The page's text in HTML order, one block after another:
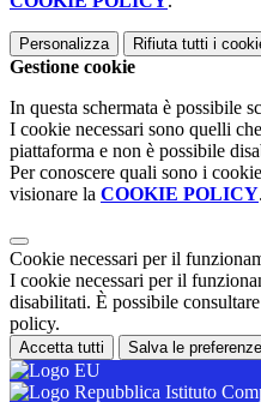
Personalizza Rifiuta tutti i
Gestione cookie
In questa schermata è possibile
I cookie necessari sono quelli
piattaforma e non è possibile
Per conoscere quali sono i
visionare la COOKIE POLICY.
Cookie necessari per il
I cookie necessari per il
disabilitati. È possibile
policy.
Accetta tutti Salva le preferenze
Istituto